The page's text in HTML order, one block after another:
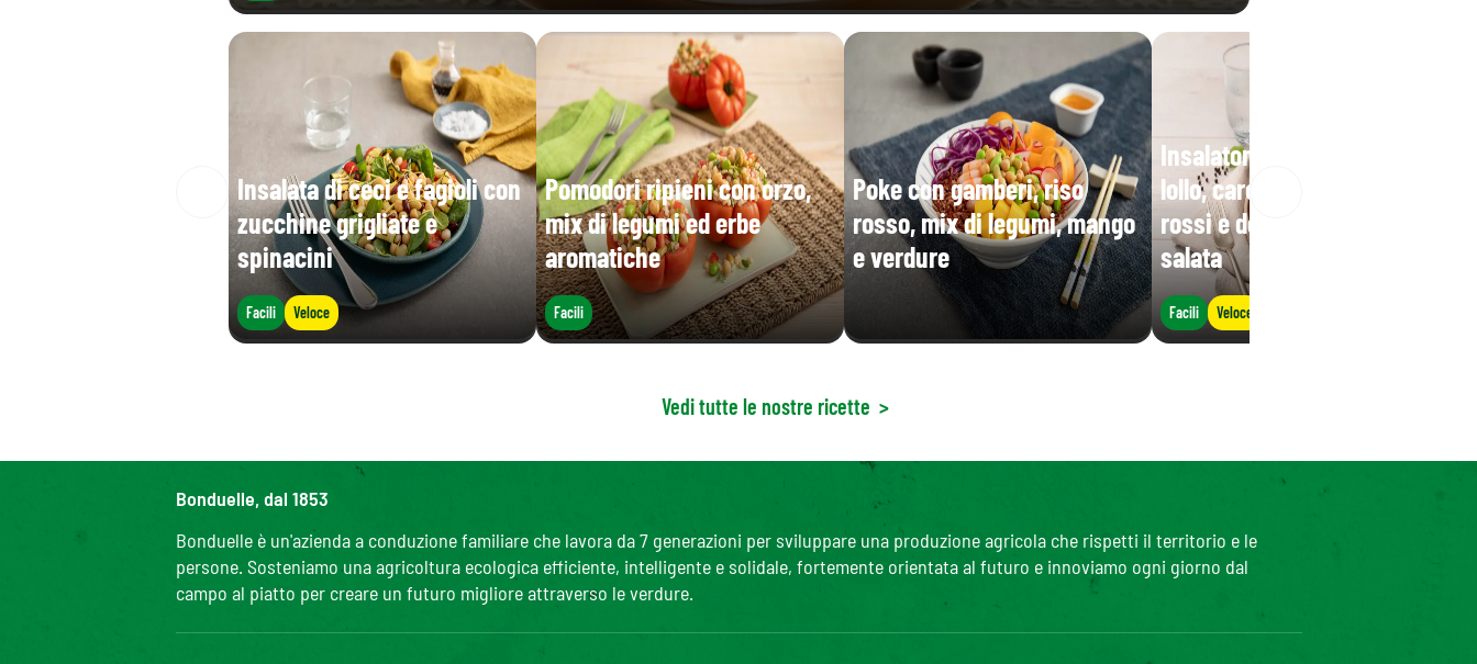
Insalata di ceci e fagioli con
zucchine grigliate e
spinacini
Facili Veloce
Pomodori ripieni con orzo,
mix di legumi ed erbe
aromatiche
Facili
Poke con gamberi, riso
rosso, mix di legumi, mango
e verdure
Insalatona base iceberg e
lollo, carote, mais, fagioli
rossi e decorata con ricotta
salata
Facili Veloce
Vedi tutte le nostre ricette >
Bonduelle, dal 1853
Bonduelle è un'azienda a conduzione familiare che lavora da 7 generazioni per sviluppare una produzione agricola che rispetti il territorio e le
persone. Sosteniamo una agricoltura ecologica efficiente, intelligente e solidale, fortemente orientata al futuro e innoviamo ogni giorno dal
campo al piatto per creare un futuro migliore attraverso le verdure.